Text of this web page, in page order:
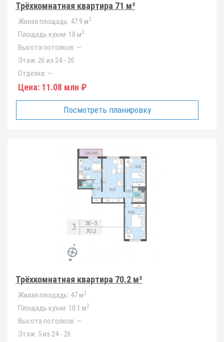
Трёхкомнатная квартира 71 м²
Жилая площадь: 47.9 м2
Площадь кухни: 10 м2
Высота потолков: —
Этаж: 26 из 24 - 26
Отделка: —
Цена: 11.08 млн ₽
Посмотреть планировку
Трёхкомнатная квартира 70.2 м²
Жилая площадь: 47 м2
Площадь кухни: 10.1 м2
Высота потолков: —
Этаж: 5 из 24 - 26